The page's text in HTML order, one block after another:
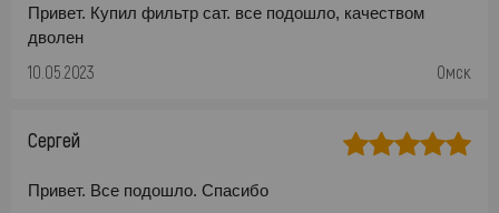
Привет. Купил фильтр сат. все подошло, качеством
дволен
10.05.2023 Омск
Сергей
Привет. Все подошло. Спасибо